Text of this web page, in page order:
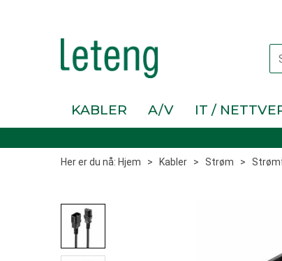
KABLER A/V IT /
Her er du nå: Hjem > Kabler > Strøm >